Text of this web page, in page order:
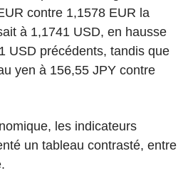
contre 1,1578 EUR la
à 1,1741 USD, en hausse
USD précédents, tandis que
yen à 156,55 JPY contre
les indicateurs
un tableau contrasté, entre